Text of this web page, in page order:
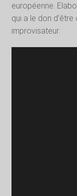
européenne.
qui a le don
improvisateur.